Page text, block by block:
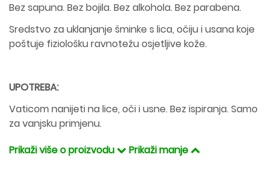
Bez sapuna. Bez bojila. Bez alkohola. Bez parabena.
Sredstvo za uklanjanje šminke s lica, očiju i usana koje
poštuje fiziološku ravnotežu osjetljive kože.
UPOTREBA:
Vaticom nanijeti na lice, oči i usne. Bez ispiranja. Samo
za vanjsku primjenu.
Prikaži više o proizvodu
Prikaži manje